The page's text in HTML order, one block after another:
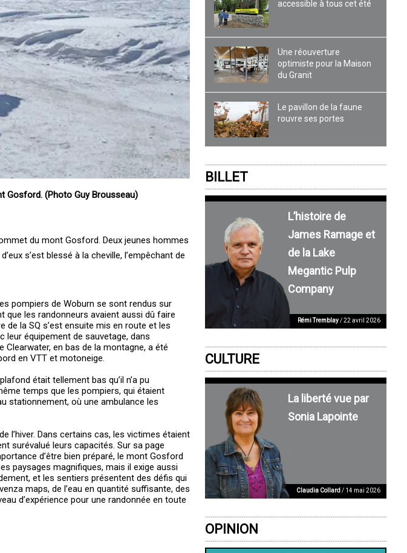
Gosford. (Photo Guy Brousseau)
du mont Gosford. Deux jeunes hommes
s’est blessé à la cheville, l’empêchant de
pompiers de Woburn se sont rendus sur
que les randonneurs avaient aussi dû faire
la SQ s’est ensuite mis en route et les
équipement de sauvetage, dans
Clearwater, en bas de la montagne, a été
en VTT et motoneige.
était tellement bas qu’il n’a pu
temps que les pompiers, qui étaient
stationnement, où une ambulance les
l’hiver. Dans certains cas, les victimes étaient
surévalué leurs capacités. Sur sa page
d’être bien préparé, le mont Gosford
paysages magnifiques, mais il exige aussi
et les sentiers présentent des défis qui
maps, de l’eau en quantité suffisante, des
d’expérience pour une randonnée en toute
accessible à tous cet été
Une réouverture
optimiste pour la Maison
du Granit
Le pavillon de la faune
rouvre ses portes
BILLET
L’histoire de
James Ramage et
de la Lake
Megantic Pulp
Company
Rémi Tremblay/ 22 avril 2026
CULTURE
La liberté vue par
Sonia Lapointe
Claudia Collard/ 14 mai 2026
OPINION